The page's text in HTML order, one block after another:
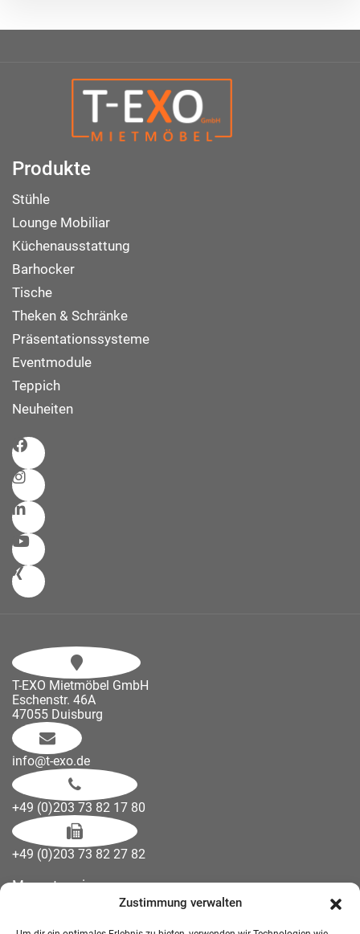
Zustimmung verwalten
Produkte
Stühle
Lounge Mobiliar
Küchenausstattung
Barhocker
Tische
Theken & Schränke
Präsentationssysteme
Eventmodule
Teppich
Neuheiten
T-EXO Mietmöbel GmbH
Eschenstr. 46A
47055 Duisburg
info@t-exo.de
+49 (0)203 73 82 17 80
+49 (0)203 73 82 27 82
Messetermine
Downloads